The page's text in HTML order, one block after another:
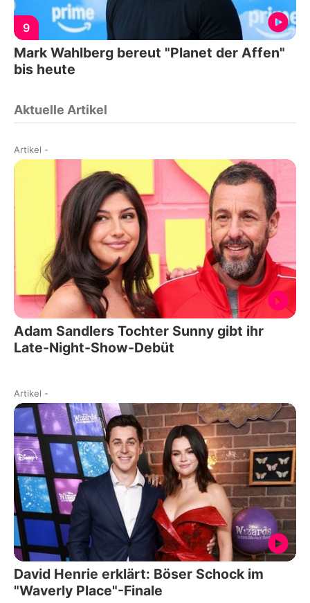
9
Mark Wahlberg bereut "Planet der Affen"
bis heute
Aktuelle Artikel
Artikel -
Adam Sandlers Tochter Sunny gibt ihr
Late-Night-Show-Debüt
Artikel -
David Henrie erklärt: Böser Schock im
"Waverly Place"-Finale